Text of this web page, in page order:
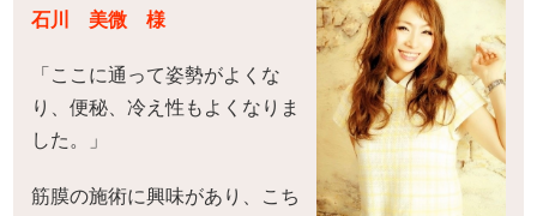
石川 美微 様
「ここに通って姿勢がよくな
り、便秘、冷え性もよくなりま
した。」
筋膜の施術に興味があり、こち